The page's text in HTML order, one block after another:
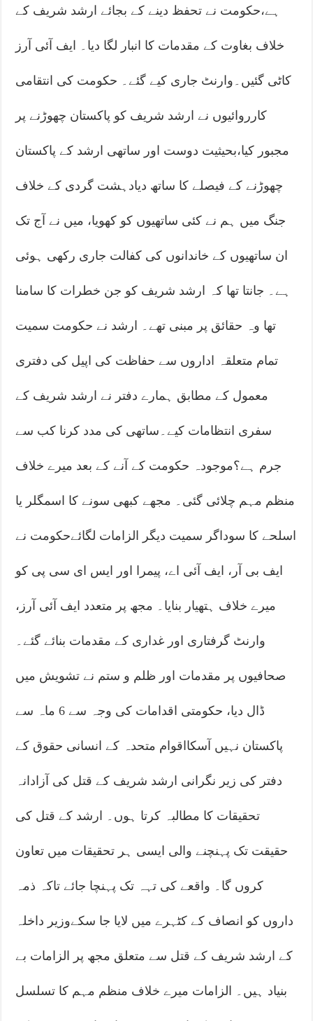
ہے،حکومت نے تحفظ دینے کے بجائے ارشد شریف کے
خلاف بغاوت کے مقدمات کا انبار لگا دیا۔ ایف آئی آرز
کاٹی گئیں۔وارنٹ جاری کیے گئے۔ حکومت کی انتقامی
کارروائیوں نے ارشد شریف کو پاکستان چھوڑنے پر
مجبور کیا،بحیثیت دوست اور ساتھی ارشد کے پاکستان
چھوڑنے کے فیصلے کا ساتھ دیادہشت گردی کے خلاف
جنگ میں ہم نے کئی ساتھیوں کو کھویا، میں نے آج تک
ان ساتھیوں کے خاندانوں کی کفالت جاری رکھی ہوئی
ہے۔ جانتا تھا کہ ارشد شریف کو جن خطرات کا سامنا
تھا وہ حقائق پر مبنی تھے۔ ارشد نے حکومت سمیت
تمام متعلقہ اداروں سے حفاظت کی اپیل کی دفتری
معمول کے مطابق ہمارے دفتر نے ارشد شریف کے
سفری انتظامات کیے۔ساتھی کی مدد کرنا کب سے
جرم ہے؟موجودہ حکومت کے آنے کے بعد میرے خلاف
منظم مہم چلائی گئی۔ مجھے کبھی سونے کا اسمگلر یا
اسلحے کا سوداگر سمیت دیگر الزامات لگائے‏حکومت نے
ایف بی آر، ایف آئی اے، پیمرا اور ایس ای سی پی کو
میرے خلاف ہتھیار بنایا۔ مجھ پر متعدد ایف آئی آرز،
وارنٹ گرفتاری اور غداری کے مقدمات بنائے گئے۔
صحافیوں پر مقدمات اور ظلم و ستم نے تشویش میں
ڈال دیا، حکومتی اقدامات کی وجہ سے 6 ماہ سے
پاکستان نہیں آسکااقوام متحدہ کے انسانی حقوق کے
دفتر کی زیر نگرانی ارشد شریف کے قتل کی آزادانہ
تحقیقات کا مطالبہ کرتا ہوں۔ ارشد کے قتل کی
حقیقت تک پہنچنے والی ایسی ہر تحقیقات میں تعاون
کروں گا۔ واقعے کی تہہ تک پہنچا جائے تاکہ ذمہ
داروں کو انصاف کے کٹہرے میں لایا جا سکےوزیر داخلہ
کے ارشد شریف کے قتل سے متعلق مجھ پر الزامات بے
بنیاد ہیں۔ الزامات میرے خلاف منظم مہم کا تسلسل